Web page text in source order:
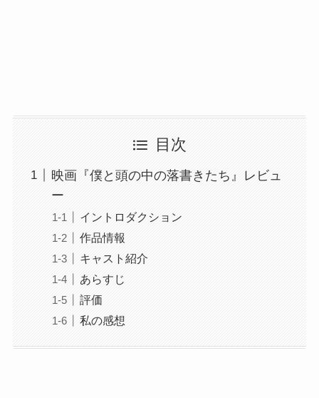
目次
映画『僕と頭の中の落書きたち』レビュ
ー
イントロダクション
作品情報
キャスト紹介
あらすじ
評価
私の感想